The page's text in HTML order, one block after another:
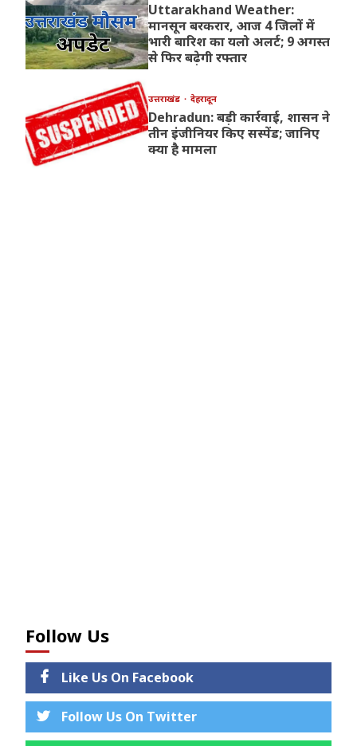
Uttarakhand Weather:
मानसून बरकरार, आज 4 जिलों में
भारी बारिश का यलो अलर्ट; 9 अगस्त
से फिर बढ़ेगी रफ्तार
उत्तराखंड देहरादून
Dehradun: बड़ी कार्रवाई, शासन ने
तीन इंजीनियर किए सस्पेंड; जानिए
क्या है मामला
Follow Us
Like Us On Facebook
Follow Us On Twitter